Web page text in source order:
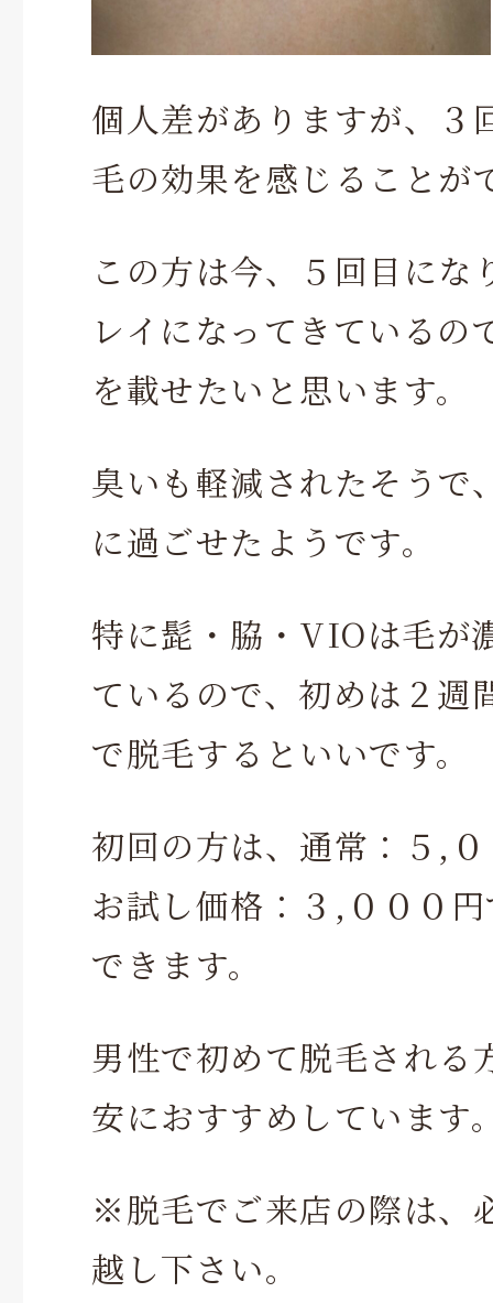
個人差がありますが、３
毛の効果を感じることが
この方は今、５回目にな
レイになってきているの
を載せたいと思います。
臭いも軽減されたそうで
に過ごせたようです。
特に髭・脇・VIOは毛が
ているので、初めは２週
で脱毛するといいです。
初回の方は、通常：５,
お試し価格：３,０００
できます。
男性で初めて脱毛される
安におすすめしています
※脱毛でご来店の際は、
越し下さい。